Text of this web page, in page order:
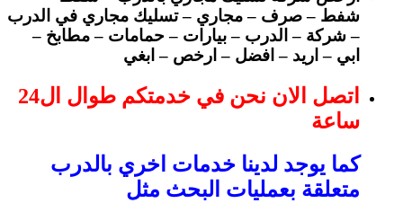
شفط – صرف – مجاري – تسليك مجاري في الدرب
– شركة – الدرب – بيارات – حمامات – مطابخ –
ابي – اريد – افضل – ارخص – ابغي
اتصل الان نحن في خدمتكم طوال ال24
ساعة
كما يوجد لدينا خدمات اخري بالدرب
متعلقة بعمليات البحث مثل